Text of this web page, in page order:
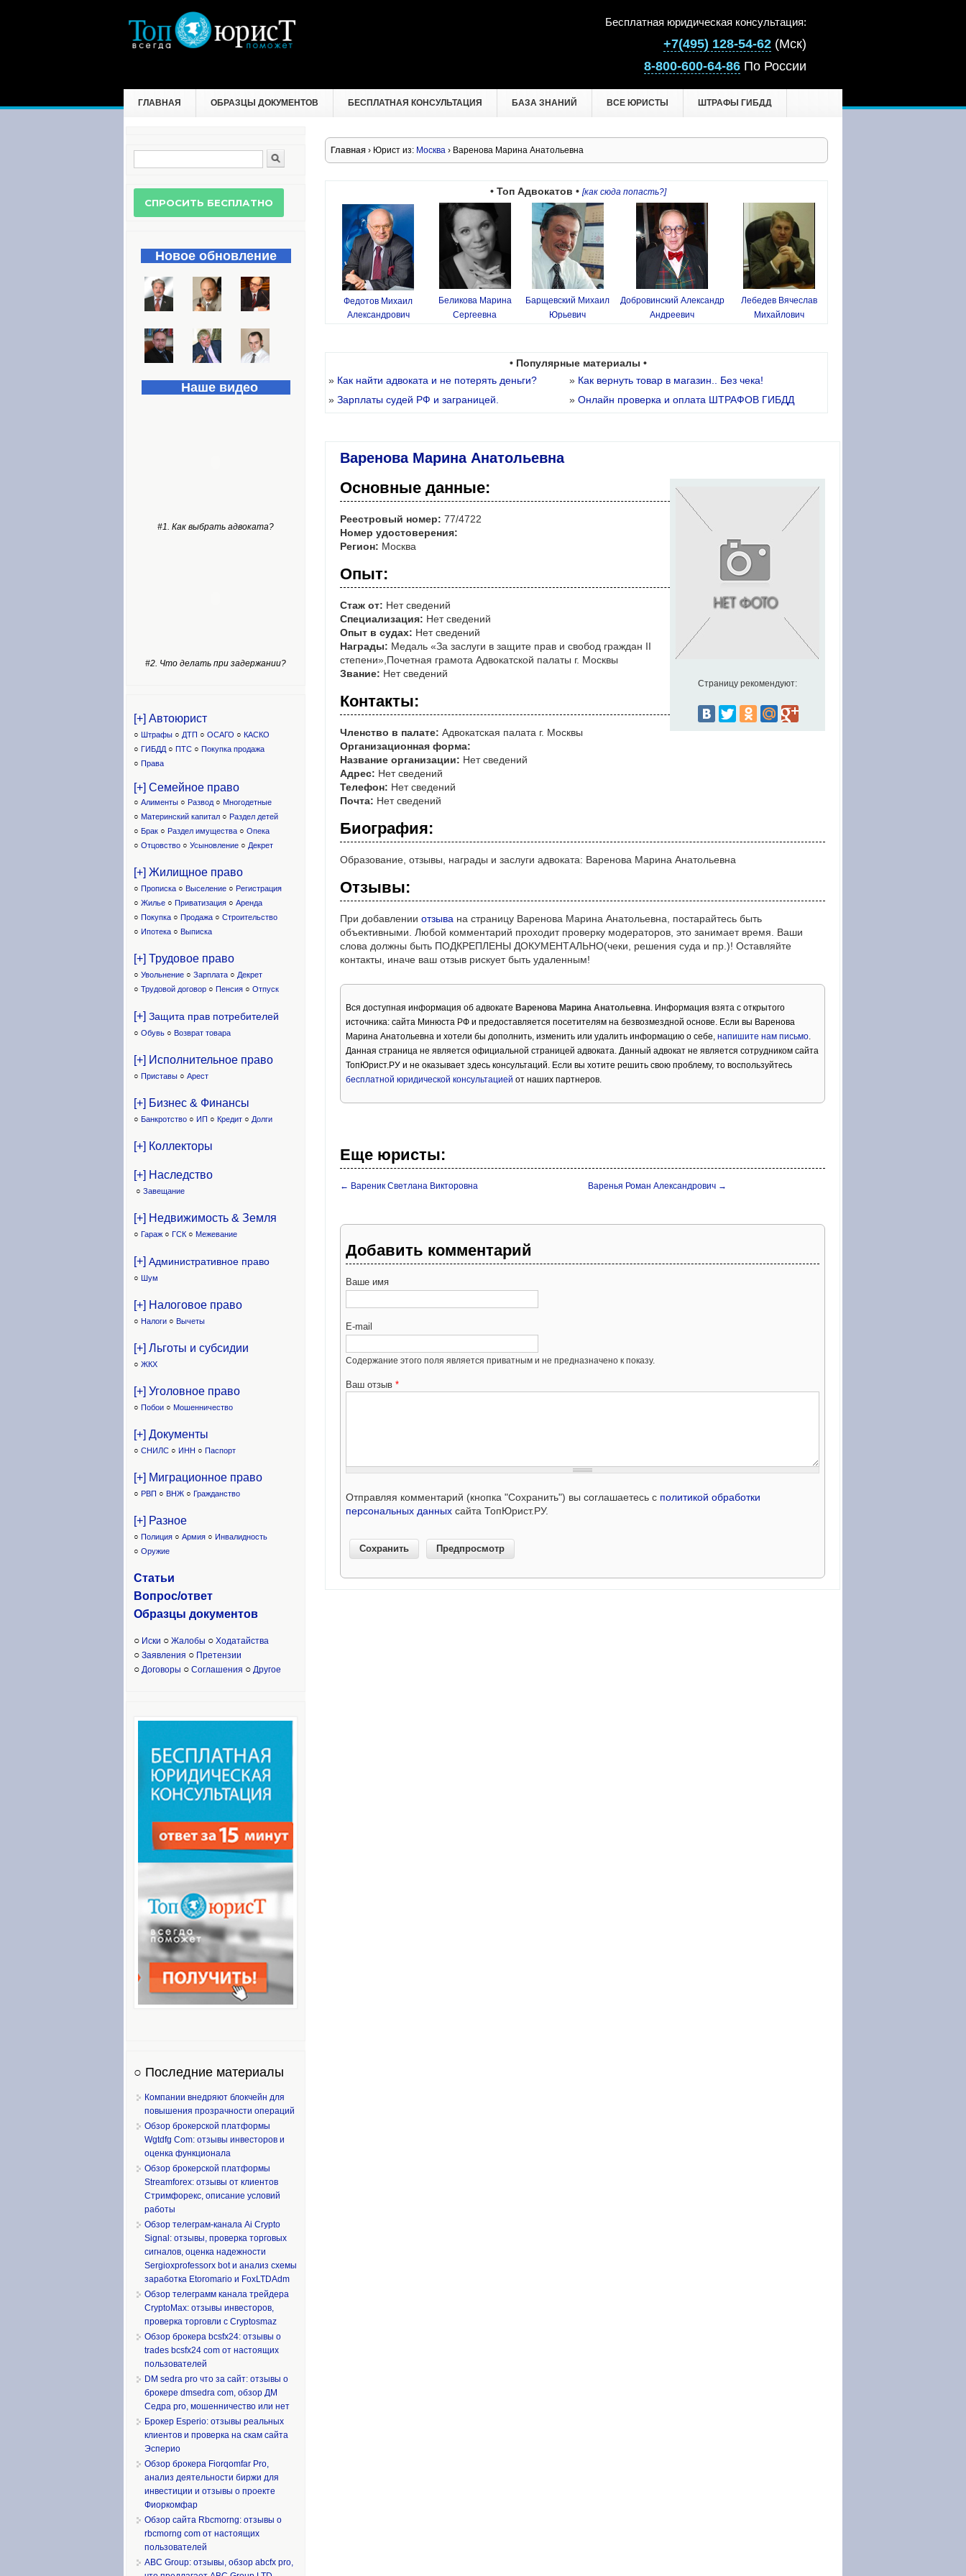
Бесплатная юридическая консультация:
+7(495) 128-54-62 (Мск)
8-800-600-64-86 По России
ГЛАВНАЯ ОБРАЗЦЫ ДОКУМЕНТОВ БЕСПЛАТНАЯ КОНСУЛЬТАЦИЯ БАЗА ЗНАНИЙ ВСЕ ЮРИСТЫ ШТРАФЫ ГИБДД
Главная › Юрист из: Москва › Варенова Марина Анатольевна
• Топ Адвокатов • [как сюда попасть?]
Федотов Михаил
Александрович
Беликова Марина
Сергеевна
Барщевский Михаил
Юрьевич
Добровинский Александр
Андреевич
Лебедев Вячеслав
Михайлович
• Популярные материалы •
» Как найти адвоката и не потерять деньги? » Как вернуть товар в магазин.. Без чека!
» Зарплаты судей РФ и заграницей. » Онлайн проверка и оплата ШТРАФОВ ГИБДД
Варенова Марина Анатольевна
Страницу рекомендуют:
Основные данные:
Реестровый номер: 77/4722
Номер удостоверения:
Регион: Москва
Опыт:
Стаж от: Нет сведений
Специализация: Нет сведений
Опыт в судах: Нет сведений
Награды: Медаль «За заслуги в защите прав и свобод граждан II
степени»,Почетная грамота Адвокатской палаты г. Москвы
Звание: Нет сведений
Контакты:
Членство в палате: Адвокатская палата г. Москвы
Организационная форма:
Название организации: Нет сведений
Адрес: Нет сведений
Телефон: Нет сведений
Почта: Нет сведений
Биография:
Образование, отзывы, награды и заслуги адвоката: Варенова Марина Анатольевна
Отзывы:
При добавлении отзыва на страницу Варенова Марина Анатольевна, постарайтесь быть
объективными. Любой комментарий проходит проверку модераторов, это занимает время. Ваши
слова должны быть ПОДКРЕПЛЕНЫ ДОКУМЕНТАЛЬНО(чеки, решения суда и пр.)! Оставляйте
контакты, иначе ваш отзыв рискует быть удаленным!
Вся доступная информация об адвокате Варенова Марина Анатольевна. Информация взята с открытого
источника: сайта Минюста РФ и предоставляется посетителям на безвозмездной основе. Если вы Варенова
Марина Анатольевна и хотели бы дополнить, изменить или удалить информацию о себе, напишите нам письмо.
Данная страница не является официальной страницей адвоката. Данный адвокат не является сотрудником сайта
ТопЮрист.РУ и не оказывает здесь консультаций. Если вы хотите решить свою проблему, то воспользуйтесь
бесплатной юридической консультацией от наших партнеров.
Еще юристы:
← Вареник Светлана Викторовна Варенья Роман Александрович →
Добавить комментарий
Ваше имя
E-mail
Содержание этого поля является приватным и не предназначено к показу.
Ваш отзыв *
Отправляя комментарий (кнопка "Сохранить") вы соглашаетесь с политикой обработки
персональных данных сайта ТопЮрист.РУ.
Форма поиска
Новое обновление
Наше видео
#1. Как выбрать адвоката?
#2. Что делать при задержании?
[+] Автоюрист
○ Штрафы ○ ДТП ○ ОСАГО ○ КАСКО
○ ГИБДД ○ ПТС ○ Покупка продажа
○ Права
[+] Семейное право
○ Алименты ○ Развод ○ Многодетные
○ Материнский капитал ○ Раздел детей
○ Брак ○ Раздел имущества ○ Опека
○ Отцовство ○ Усыновление ○ Декрет
[+] Жилищное право
○ Прописка ○ Выселение ○ Регистрация
○ Жилье ○ Приватизация ○ Аренда
○ Покупка ○ Продажа ○ Строительство
○ Ипотека ○ Выписка
[+] Трудовое право
○ Увольнение ○ Зарплата ○ Декрет
○ Трудовой договор ○ Пенсия ○ Отпуск
[+] Защита прав потребителей
○ Обувь ○ Возврат товара
[+] Исполнительное право
○ Приставы ○ Арест
[+] Бизнес & Финансы
○ Банкротство ○ ИП ○ Кредит ○ Долги
[+] Коллекторы
[+] Наследство
○ Завещание
[+] Недвижимость & Земля
○ Гараж ○ ГСК ○ Межевание
[+] Административное право
○ Шум
[+] Налоговое право
○ Налоги ○ Вычеты
[+] Льготы и субсидии
○ ЖКХ
[+] Уголовное право
○ Побои ○ Мошенничество
[+] Документы
○ СНИЛС ○ ИНН ○ Паспорт
[+] Миграционное право
○ РВП ○ ВНЖ ○ Гражданство
[+] Разное
○ Полиция ○ Армия ○ Инвалидность
○ Оружие
Статьи
Вопрос/ответ
Образцы документов
○ Иски ○ Жалобы ○ Ходатайства
○ Заявления ○ Претензии
○ Договоры ○ Соглашения ○ Другое
○ Последние материалы
Компании внедряют блокчейн для
повышения прозрачности операций
Обзор брокерской платформы
Wgtdfg Com: отзывы инвесторов и
оценка функционала
Обзор брокерской платформы
Streamforex: отзывы от клиентов
Стримфорекс, описание условий
работы
Обзор телеграм-канала Ai Crypto
Signal: отзывы, проверка торговых
сигналов, оценка надежности
Sergioxprofessorx bot и анализ схемы
заработка Etoromario и FoxLTDAdm
Обзор телеграмм канала трейдера
CryptoMax: отзывы инвесторов,
проверка торговли с Cryptosmaz
Обзор брокера bcsfx24: отзывы о
trades bcsfx24 com от настоящих
пользователей
DM sedra pro что за сайт: отзывы о
брокере dmsedra com, обзор ДМ
Седра pro, мошенничество или нет
Брокер Esperio: отзывы реальных
клиентов и проверка на скам сайта
Эсперио
Обзор брокера Fiorqomfar Pro,
анализ деятельности биржи для
инвестиции и отзывы о проекте
Фиоркомфар
Обзор сайта Rbcmorng: отзывы о
rbcmorng com от настоящих
пользователей
ABC Group: отзывы, обзор abcfx pro,